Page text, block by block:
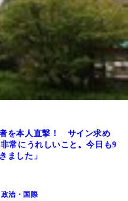
を本人直撃！ サイン求め
常にうれしいこと。今日も9
ました」
政治・国際